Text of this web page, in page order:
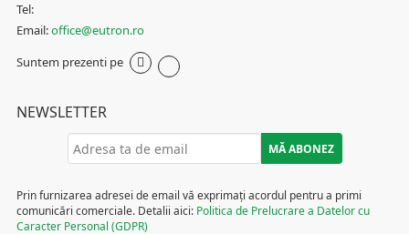
Tel:
Email:office@eutron.ro
Suntem prezenti pe
NEWSLETTER
Prin furnizarea adresei de email vă exprimați acordul pentru a primi
comunicări comerciale. Detalii aici: Politica de Prelucrare a Datelor cu
Caracter Personal (GDPR)